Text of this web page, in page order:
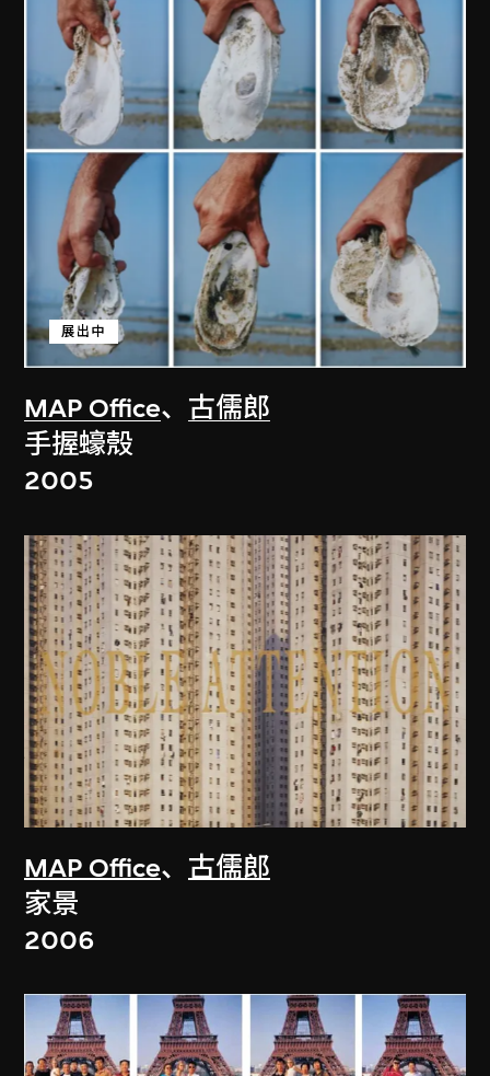
MAP Office、 古儒郎
展出中
手握蠔殼
2005
MAP Office、 古儒郎
家景
2006